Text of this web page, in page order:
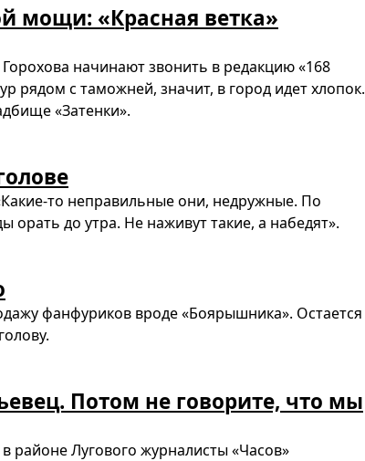
мощи: «Красная ветка»
начинают звонить в редакцию «168
рядом с таможней, значит, в город идет хлопок.
«Затенки».
то неправильные они, недружные. По
орать до утра. Не наживут такие, а набедят».
фанфуриков вроде «Боярышника». Остается
Потом не говорите, что мы
районе Лугового журналисты «Часов»